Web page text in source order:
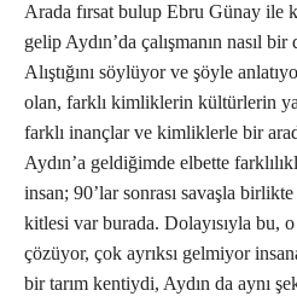
Arada fırsat bulup Ebru Günay ile
gelip Aydın’da çalışmanın nasıl
Alıştığını söylüyor ve şöyle
olan, farklı kimliklerin kültürlerin
farklı inançlar ve kimliklerle bir
Aydın’a geldiğimde elbette
insan; 90’lar sonrası savaşla
kitlesi var burada. Dolayısıyla bu, o
çözüyor, çok ayrıksı gelmiyor
bir tarım kentiydi, Aydın da aynı